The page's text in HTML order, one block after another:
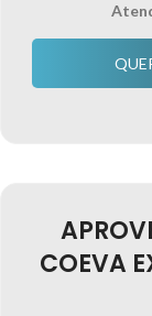
COEVA